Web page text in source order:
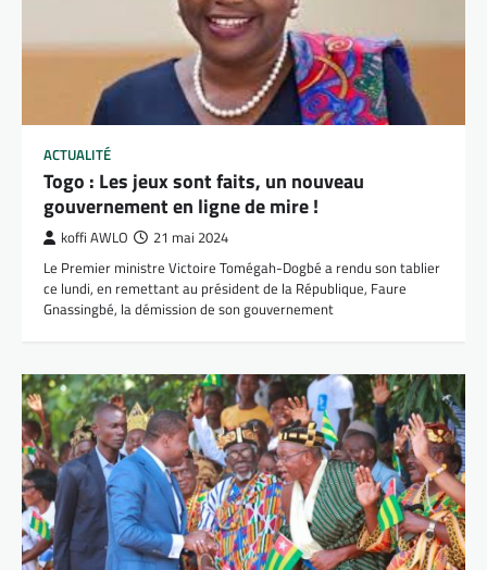
ACTUALITÉ
Togo : Les jeux sont faits, un nouveau
gouvernement en ligne de mire !
koffi AWLO 21 mai 2024
Le Premier ministre Victoire Tomégah-Dogbé a rendu son tablier
ce lundi, en remettant au président de la République, Faure
Gnassingbé, la démission de son gouvernement